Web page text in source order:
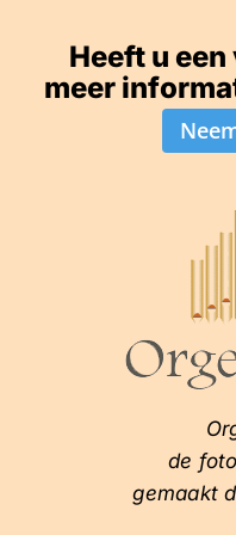
Heeft u
meer
de
gemaakt